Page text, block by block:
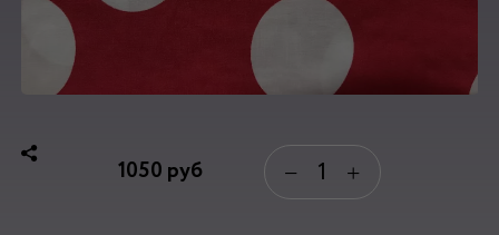
1050 руб − +